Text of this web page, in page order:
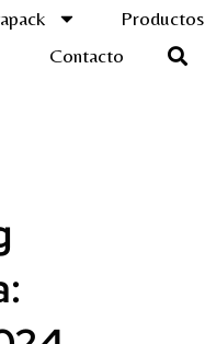
Productos
Contacto